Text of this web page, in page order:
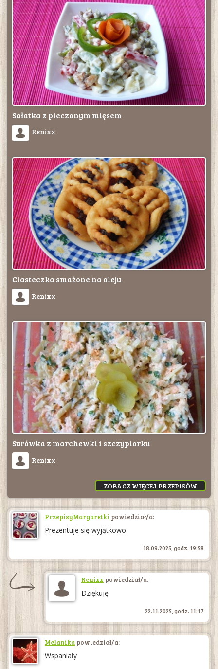
Sałatka z pieczonym mięsem
Renixx
Ciasteczka smażone na oleju
Renixx
Surówka z marchewki i szczypiorku
Renixx
ZOBACZ WIĘCEJ PRZEPISÓW
PrzepisyMargaretki powiedział/a:
Prezentuje się wyjątkowo
18.09.2025, godz. 19:58
Renixx powiedział/a:
Dziękuję
22.11.2025, godz. 11:17
Melanika powiedział/a:
Wspaniały